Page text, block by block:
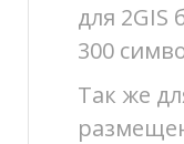
для 2GIS
300
Так же